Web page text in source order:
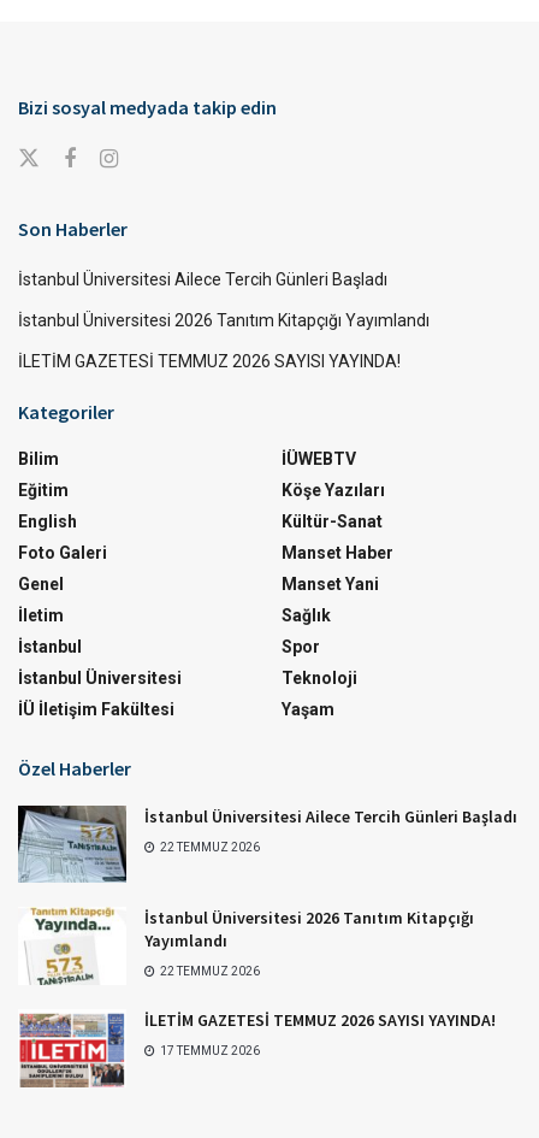
Bizi sosyal medyada takip edin
Son Haberler
İstanbul Üniversitesi Ailece Tercih Günleri Başladı
İstanbul Üniversitesi 2026 Tanıtım Kitapçığı Yayımlandı
İLETİM GAZETESİ TEMMUZ 2026 SAYISI YAYINDA!
Kategoriler
Bilim
Eğitim
English
Foto Galeri
Genel
İletim
İstanbul
İstanbul Üniversitesi
İÜ İletişim Fakültesi
İÜWEBTV
Köşe Yazıları
Kültür-Sanat
Manset Haber
Manset Yani
Sağlık
Spor
Teknoloji
Yaşam
Özel Haberler
İstanbul Üniversitesi Ailece Tercih Günleri Başladı
22 TEMMUZ 2026
İstanbul Üniversitesi 2026 Tanıtım Kitapçığı
Yayımlandı
22 TEMMUZ 2026
İLETİM GAZETESİ TEMMUZ 2026 SAYISI YAYINDA!
17 TEMMUZ 2026